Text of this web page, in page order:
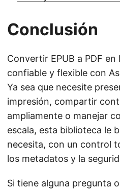
Conclusión
Convertir EPUB a PDF
confiable y flexible con
Ya sea que necesite
impresión, compartir
ampliamente o manejar
escala, esta biblioteca le
necesita, con un control
los metadatos y la
Si tiene alguna pregunta